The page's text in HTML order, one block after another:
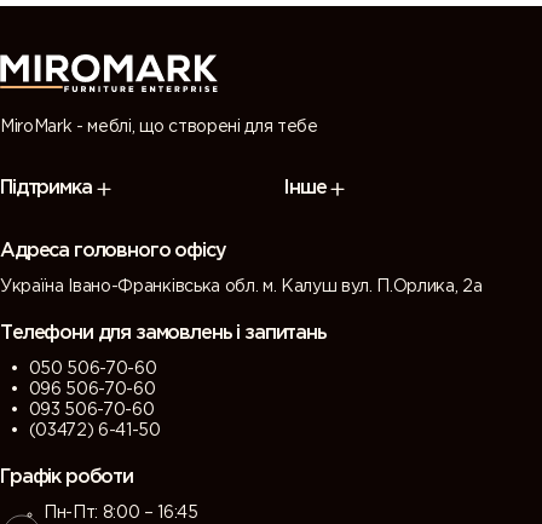
MiroMark - меблі, що створені для тебе
Підтримка Інше
Адреса головного офісу
Україна Івано-Франківська обл. м. Калуш вул. П.Орлика, 2а
Телефони для замовлень і запитань
050 506-70-60
096 506-70-60
093 506-70-60
(03472) 6-41-50
Графік роботи
Пн-Пт: 8:00 – 16:45